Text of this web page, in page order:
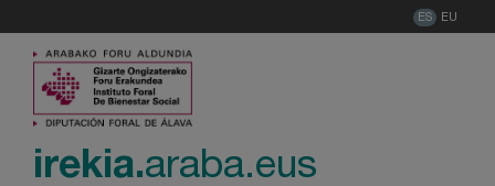
ES EU
irekia.araba.eus